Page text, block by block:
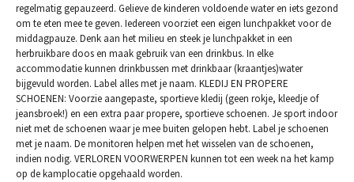
regelmatig gepauzeerd. Gelieve de kinderen voldoende water en iets gezond
om te eten mee te geven. Iedereen voorziet een eigen lunchpakket voor de
middagpauze. Denk aan het milieu en steek je lunchpakket in een
herbruikbare doos en maak gebruik van een drinkbus. In elke
accommodatie kunnen drinkbussen met drinkbaar (kraantjes)water
bijgevuld worden. Label alles met je naam. KLEDIJ EN PROPERE
SCHOENEN: Voorzie aangepaste, sportieve kledij (geen rokje, kleedje of
jeansbroek!) en een extra paar propere, sportieve schoenen. Je sport indoor
niet met de schoenen waar je mee buiten gelopen hebt. Label je schoenen
met je naam. De monitoren helpen met het wisselen van de schoenen,
indien nodig. VERLOREN VOORWERPEN kunnen tot een week na het kamp
op de kamplocatie opgehaald worden.